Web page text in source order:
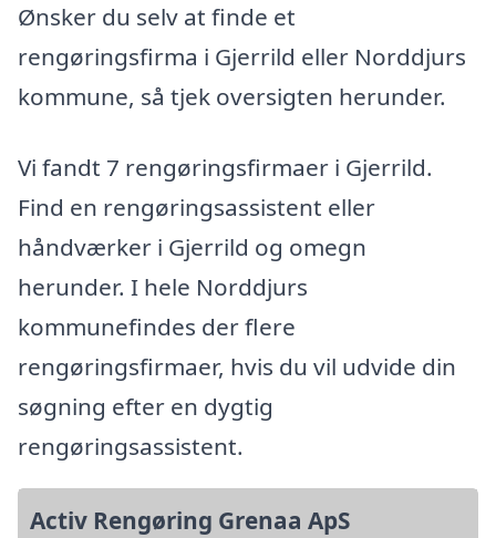
Ønsker du selv at finde et
rengøringsfirma i Gjerrild eller Norddjurs
kommune, så tjek oversigten herunder.
Vi fandt 7 rengøringsfirmaer i Gjerrild.
Find en rengøringsassistent eller
håndværker i Gjerrild og omegn
herunder. I hele Norddjurs
kommunefindes der flere
rengøringsfirmaer, hvis du vil udvide din
søgning efter en dygtig
rengøringsassistent.
Activ Rengøring Grenaa ApS